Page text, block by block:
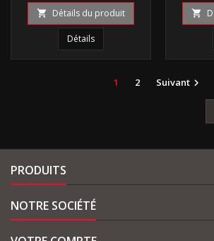
 Détails du produit
Détails

1 2 Suivant 
PRODUITS
NOTRE SOCIÉTÉ